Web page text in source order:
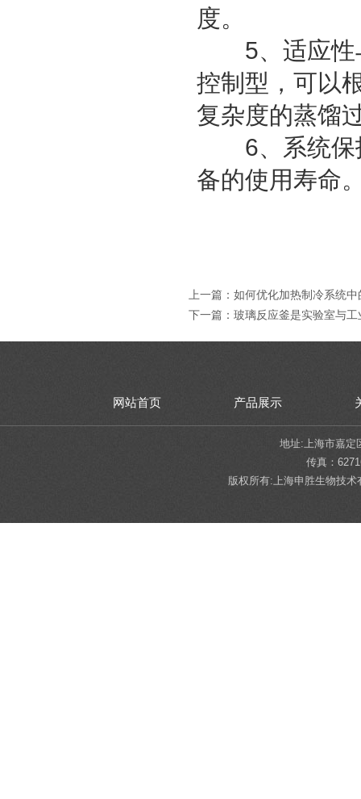
度。
5、适应性与
控制型，可以
复杂度的蒸馏
6、系统保护
备的使用寿命
上一篇： 如何优化加热制冷系统
下一篇： 玻璃反应釜是实验室与
网站首页 产品展示
地址:上海市嘉定
传真：
版权所有:上海申胜生物技